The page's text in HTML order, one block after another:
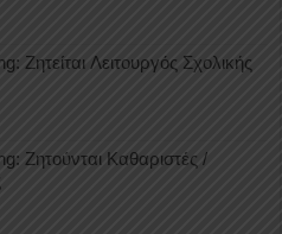
Ζητείται Λειτουργός Σχολικής
Ζητούνται Καθαριστές /